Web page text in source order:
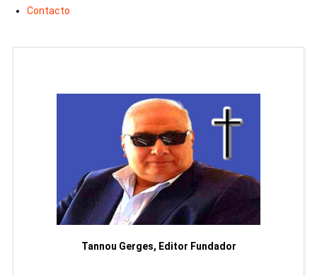
Contacto
Tannou Gerges, Editor Fundador